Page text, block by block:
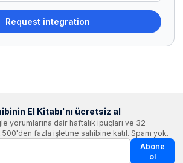
Request integration
El Kitabı'nı ücretsiz al
yorumlarına dair haftalık ipuçları ve 32
fazla işletme sahibine katıl. Spam yok.
Abone
ol